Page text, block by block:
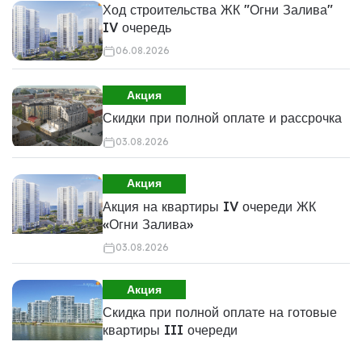
Ход строительства ЖК "Огни Залива"
IV очередь
06.08.2026
Акция
Скидки при полной оплате и рассрочка
03.08.2026
Акция
Акция на квартиры IV очереди ЖК
«Огни Залива»
03.08.2026
Акция
Скидка при полной оплате на готовые
квартиры III очереди